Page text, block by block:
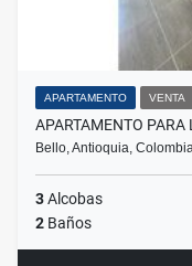
APARTAMENTO VENTA
APARTAMENTO
Bello, Antioquia,
3Alcobas
2 Baños